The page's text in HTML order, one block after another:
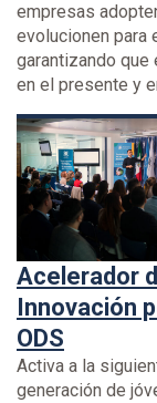
empresas
evolucionen
garantizando
en el presente y
Acelerador
Innovación
ODS
Activa a la
generación de